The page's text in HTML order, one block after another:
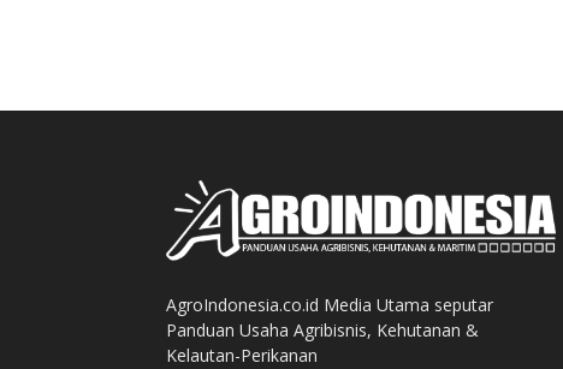
AgroIndonesia.co.id Media Utama seputar
Panduan Usaha Agribisnis, Kehutanan &
Kelautan-Perikanan